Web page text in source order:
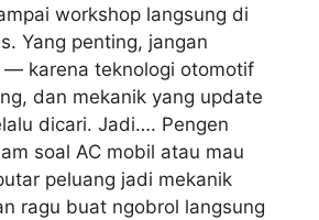
workshop langsung di
Yang penting, jangan
— karena teknologi otomotif
dan mekanik yang update
dicari. Jadi…. Pengen
soal AC mobil atau mau
peluang jadi mekanik
ragu buat ngobrol langsung